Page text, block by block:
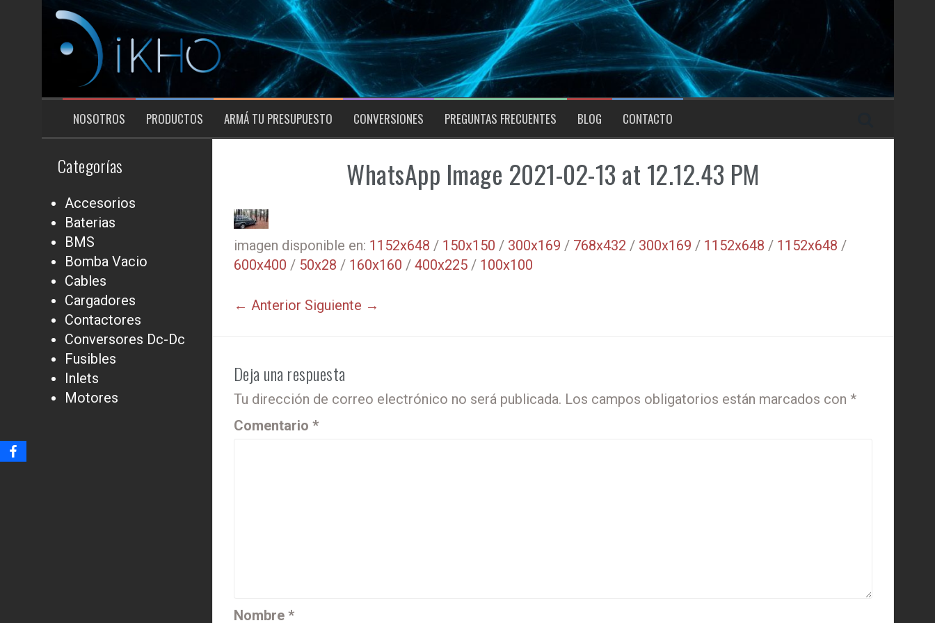
contenido
NOSOTROS PRODUCTOS ARMÁ TU PRESUPUESTO CONVERSIONES PREGUNTAS FRECUENTES BLOG CONTACTO
WhatsApp Image 2021-02-13 at 12.12.43 PM
imagen disponible en: 1152x648 / 150x150 / 300x169 / 768x432 / 300x169 / 1152x648 / 1152x648 /
600x400 / 50x28 / 160x160 / 400x225/ 100x100
← Anterior Siguiente →
Deja una respuesta
Tu dirección de correo electrónico no será publicada. Los campos obligatorios están marcados con *
Comentario *
Nombre *
Categorías
Accesorios
Baterias
BMS
Bomba Vacio
Cables
Cargadores
Contactores
Conversores Dc-Dc
Fusibles
Inlets
Motores